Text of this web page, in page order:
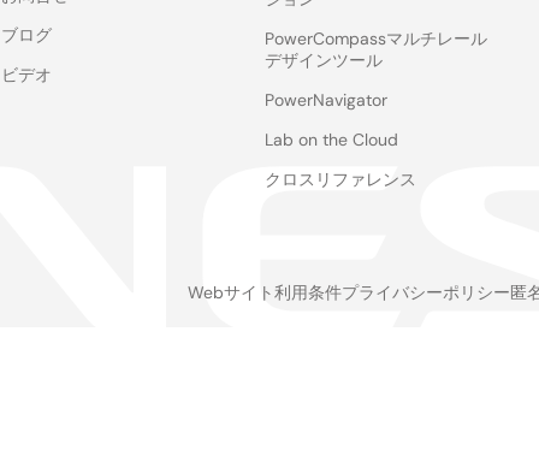
ブログ
ビデオ
PowerCompassマルチレール
デザインツール
PowerNavigator
Lab on the Cloud
クロスリファレンス
Webサイト利用条件プライバシーポリシー匿